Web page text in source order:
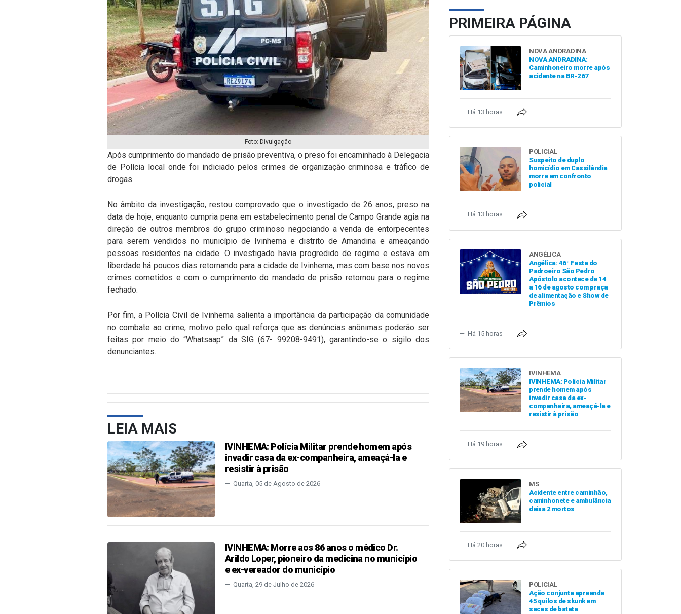
Foto: Divulgação
Após cumprimento do mandado de prisão preventiva, o preso foi encaminhado à Delegacia
de Polícia local onde foi indiciado pelos crimes de organização criminosa e tráfico de
drogas.
No âmbito da investigação, restou comprovado que o investigado de 26 anos, preso na
data de hoje, enquanto cumpria pena em estabelecimento penal de Campo Grande agia na
direção de outros membros do grupo criminoso negociando a venda de entorpecentes
para serem vendidos no município de Ivinhema e distrito de Amandina e ameaçando
pessoas residentes na cidade. O investigado havia progredido de regime e estava em
liberdade há poucos dias retornando para a cidade de Ivinhema, mas com base nos novos
crimes cometidos e com o cumprimento do mandado de prisão retornou para o regime
fechado.
Por fim, a Polícia Civil de Ivinhema salienta a importância da participação da comunidade
no combate ao crime, motivo pelo qual reforça que as denúncias anônimas poderão ser
feitas por meio do “Whatsaap” da SIG (67- 99208-9491), garantindo-se o sigilo dos
denunciantes.
LEIA MAIS
IVINHEMA: Polícia Militar prende homem após
invadir casa da ex-companheira, ameaçá-la e
resistir à prisão
Quarta, 05 de Agosto de 2026
IVINHEMA: Morre aos 86 anos o médico Dr.
Arildo Loper, pioneiro da medicina no município
e ex-vereador do município
Quarta, 29 de Julho de 2026
PRIMEIRA PÁGINA
NOVA ANDRADINA
NOVA ANDRADINA:
Caminhoneiro morre após
acidente na BR-267
Há 13 horas
POLICIAL
Suspeito de duplo
homicídio em Cassilândia
morre em confronto
policial
Há 13 horas
ANGÉLICA
Angélica: 46ª Festa do
Padroeiro São Pedro
Apóstolo acontece de 14
a 16 de agosto com praça
de alimentação e Show de
Prêmios
Há 15 horas
IVINHEMA
IVINHEMA: Polícia Militar
prende homem após
invadir casa da ex-
companheira, ameaçá-la e
resistir à prisão
Há 19 horas
MS
Acidente entre caminhão,
caminhonete e ambulância
deixa 2 mortos
Há 20 horas
POLICIAL
Ação conjunta apreende
45 quilos de skunk em
sacas de batata